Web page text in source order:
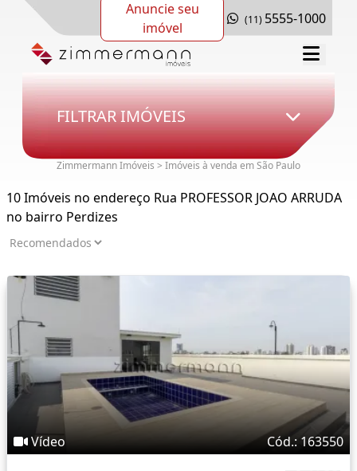
Anuncie seu
imóvel
(11) 5555-1000
FILTRAR IMÓVEIS
Zimmermann Imóveis > Imóveis à venda em São Paulo
10 Imóveis no endereço Rua PROFESSOR JOAO ARRUDA
no bairro Perdizes
Vídeo Cód.: 163550